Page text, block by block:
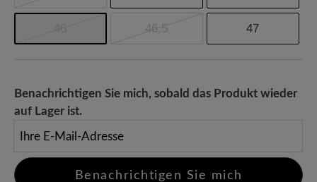
46,5 47
Benachrichtigen Sie mich, sobald das Produkt wieder
auf Lager ist.
Benachrichtigen Sie mich